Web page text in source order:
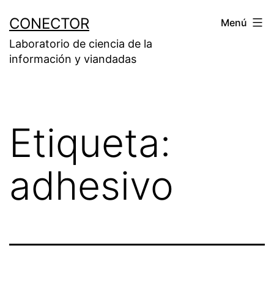
contenido
CONECTOR
Laboratorio de ciencia de la
información y viandadas
Menú
Etiqueta:
adhesivo